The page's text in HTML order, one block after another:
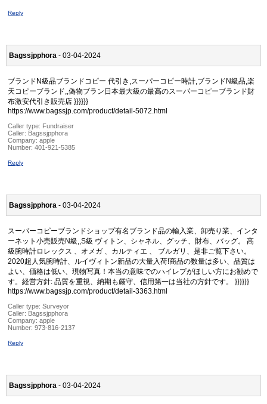
Reply
Bagssjpphora - 03-04-2024
ブランドN級品ブランドコピー 代引き,スーパーコピー時計,ブランドN級品,楽
天コピーブランド,,偽物ブラン日本最大級の最高のスーパーコピーブランド財
布激安代引き販売店 }}}}}}
https://www.bagssjp.com/product/detail-5072.html
Caller type: Fundraiser
Caller: Bagssjpphora
Company: apple
Number: 401-921-5385
Reply
Bagssjpphora - 03-04-2024
スーパーコピーブランドショップ有名ブランド品の輸入業、卸売り業、インタ
ーネット小売販売N級,,S級 ヴィトン、シャネル、グッチ、財布、バッグ。 高
級腕時計ロレックス 、オメガ 、カルティエ 、 ブルガリ、是非ご覧下さい。
2020超人気腕時計、ルイヴィトン新品の大量入荷!商品の数量は多い、品質は
よい、価格は低い、現物写真！本当の意味でのハイレプがほしい方にお勧めで
す。経営方針: 品質を重視、納期も厳守、信用第一は当社の方針です。 }}}}}}
https://www.bagssjp.com/product/detail-3363.html
Caller type: Surveyor
Caller: Bagssjpphora
Company: apple
Number: 973-816-2137
Reply
Bagssjpphora - 03-04-2024